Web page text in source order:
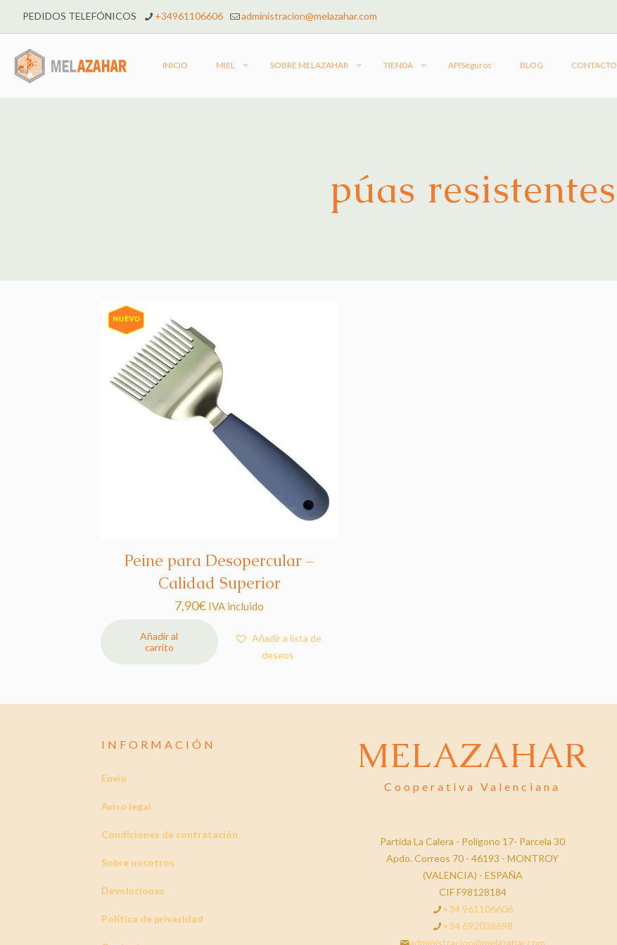
PEDIDOS TELEFÓNICOS +34961106606 administracion@melazahar.com
INICIO MIEL SOBRE MELAZAHAR TIENDA APISeguros BLOG CONTACTO
púas resistentes
Peine para Desopercular –
Calidad Superior
7,90€ IVA incluido
Añadir al
carrito
Añadir a lista de
deseos
INFORMACIÓN
Envío
Aviso legal
Condiciones de contratación
Sobre nosotros
Devoluciones
Política de privacidad
MELAZAHAR
Cooperativa Valenciana
Partida La Calera - Poligono 17- Parcela 30
Apdo. Correos 70 - 46193 - MONTROY
(VALENCIA) - ESPAÑA
CIF F98128184
+34 961106606
+34 692038698
administracion@melazahar.com